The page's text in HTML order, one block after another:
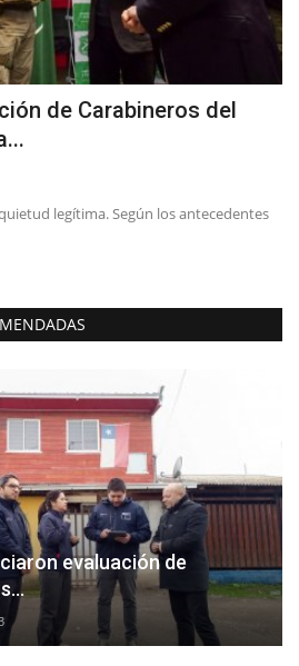
de Carabineros del
legítima. Según los antecedentes
evaluación de